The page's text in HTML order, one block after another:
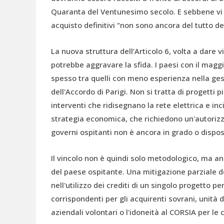
Quaranta del Ventunesimo secolo. E sebbene
acquisto definitivi “non sono ancora del tutto
La nuova struttura dell’Articolo 6, volta a dare
potrebbe aggravare la sfida. I paesi con il
spesso tra quelli con meno esperienza nella
dell'Accordo di Parigi. Non si tratta di progetti
interventi che ridisegnano la rete elettrica e
strategia economica, che richiedono
governi ospitanti non è ancora in grado o
Il vincolo non è quindi solo metodologico, ma
del paese ospitante. Una mitigazione parziale
nell'utilizzo dei crediti di un singolo progetto
corrispondenti per gli acquirenti sovrani, unità
aziendali volontari o l'idoneità al CORSIA per le